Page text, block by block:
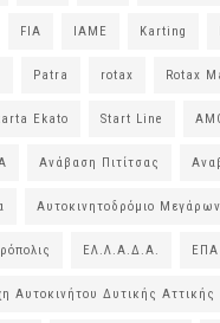
FIA IAME Karting
Patra rotax Rotax
Ekato Start Line
Ανάβαση Πιτίτσας
Αυτοκινητοδρόμιο Μεγάρων
ΕΛ.Λ.Α.Δ.Α. ΕΠΑ
Αυτοκινήτου Δυτικής Αττικής